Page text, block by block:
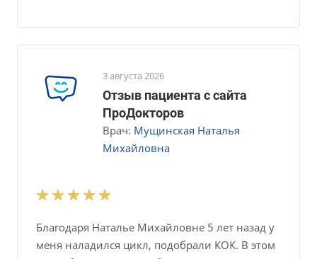
3 августа 2026
Отзыв пациента с сайта
ПроДокторов
Врач: Мущинская Наталья
Михайловна
Благодаря Наталье Михайловне 5 лет назад у
меня наладился цикл, подобрали КОК. В этом